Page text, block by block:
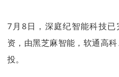
7月8日，深庭纪智能科技
资，由黑芝麻智能，软通高
投。